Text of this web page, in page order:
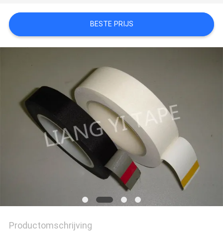
SITEMAP
PRIVACYBELEID
BESTE PRIJS
Productomschrijving